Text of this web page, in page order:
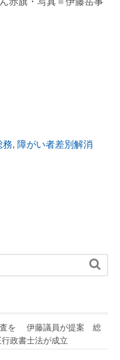
務, 障がい者差別解消

査を 伊藤議員が提案 総
政書士法が成立